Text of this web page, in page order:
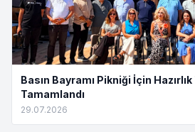
Basın Bayramı Pikniği İçin Hazırlık
Tamamlandı
29.07.2026